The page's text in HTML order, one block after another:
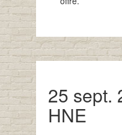
25 sept.
HNE